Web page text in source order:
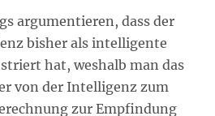
argumentieren, dass der
bisher als intelligente
hat, weshalb man das
von der Intelligenz zum
zur Empfindung